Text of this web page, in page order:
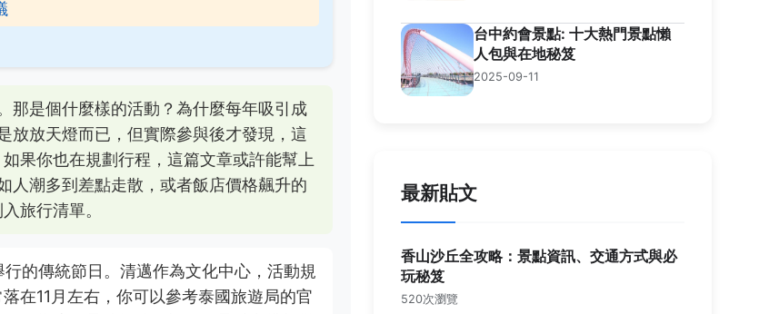
那是個什麼樣的活動？為什麼每年吸引成
放放天燈而已，但實際參與後才發現，這
果你也在規劃行程，這篇文章或許能幫上
人潮多到差點走散，或者飯店價格飆升的
旅行清單。
的傳統節日。清邁作為文化中心，活動規
在11月左右，你可以參考泰國旅遊局的官
台中約會景點: 十大熱門景點懶
人包與在地秘笈
2025-09-11
最新貼文
香山沙丘全攻略：景點資訊、交通方式與必
玩秘笈
520次瀏覽